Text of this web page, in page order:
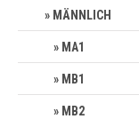
MÄNNLICH
MA1
MB1
MB2